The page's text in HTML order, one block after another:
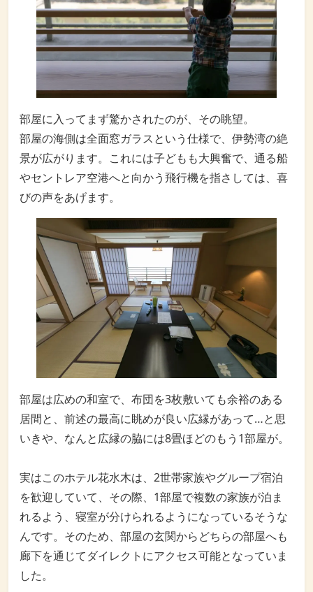
部屋に入ってまず驚かされたのが、その眺望。
部屋の海側は全面窓ガラスという仕様で、伊勢湾の絶
景が広がります。これには子どもも大興奮で、通る船
やセントレア空港へと向かう飛行機を指さしては、喜
びの声をあげます。
部屋は広めの和室で、布団を3枚敷いても余裕のある
居間と、前述の最高に眺めが良い広縁があって…と思
いきや、なんと広縁の脇には8畳ほどのもう1部屋が。
実はこのホテル花水木は、2世帯家族やグループ宿泊
を歓迎していて、その際、1部屋で複数の家族が泊ま
れるよう、寝室が分けられるようになっているそうな
んです。そのため、部屋の玄関からどちらの部屋へも
廊下を通じてダイレクトにアクセス可能となっていま
した。